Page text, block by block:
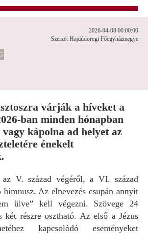
2026-04-08 00:00:00
Szerző: Hajdúdorogi Főegyházmegye
várják a híveket a
ban minden hónapban
kápolna ad helyet az
énekelt
V. század végéről, a VI. század
himnusz. Az elnevezés csupán annyit
ülve” kell végezni. Szövege 24
két részre osztható. Az első a Jézus
kapcsolódó eseményeket